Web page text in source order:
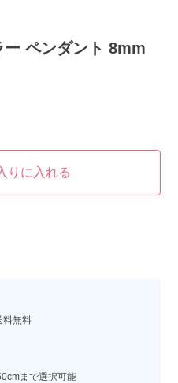
ペンダント 8mm
りに入れる
料無料
まで選択可能